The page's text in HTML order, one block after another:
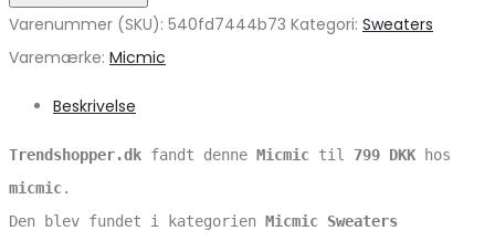
Varenummer (SKU): 540fd7444b73 Kategori: Sweaters
Varemærke: Micmic
Beskrivelse
Trendshopper.dk fandt denne Micmic til 799 DKK hos
micmic.
Den blev fundet i kategorien Micmic Sweaters